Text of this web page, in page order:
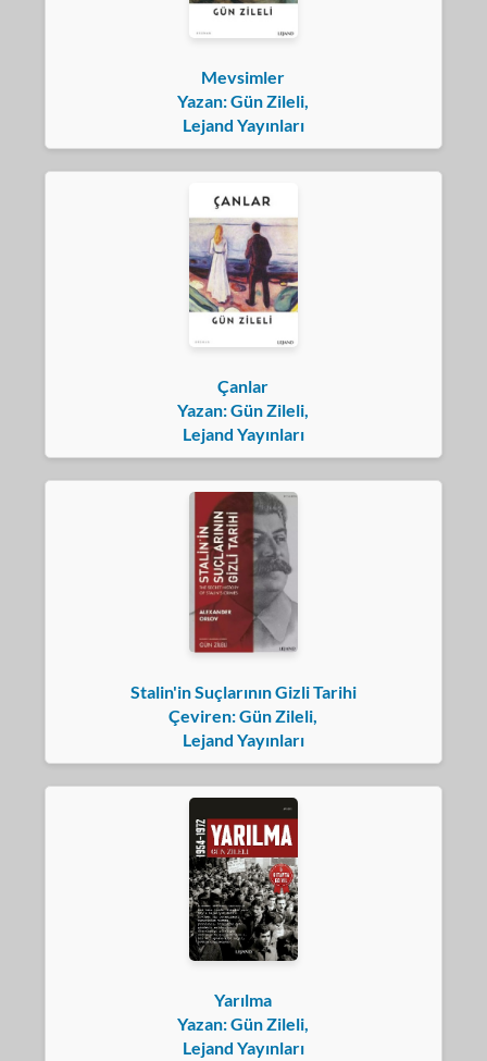
Mevsimler
Yazan: Gün Zileli,
Lejand Yayınları
Çanlar
Yazan: Gün Zileli,
Lejand Yayınları
Stalin'in Suçlarının Gizli Tarihi
Çeviren: Gün Zileli,
Lejand Yayınları
Yarılma
Yazan: Gün Zileli,
Lejand Yayınları